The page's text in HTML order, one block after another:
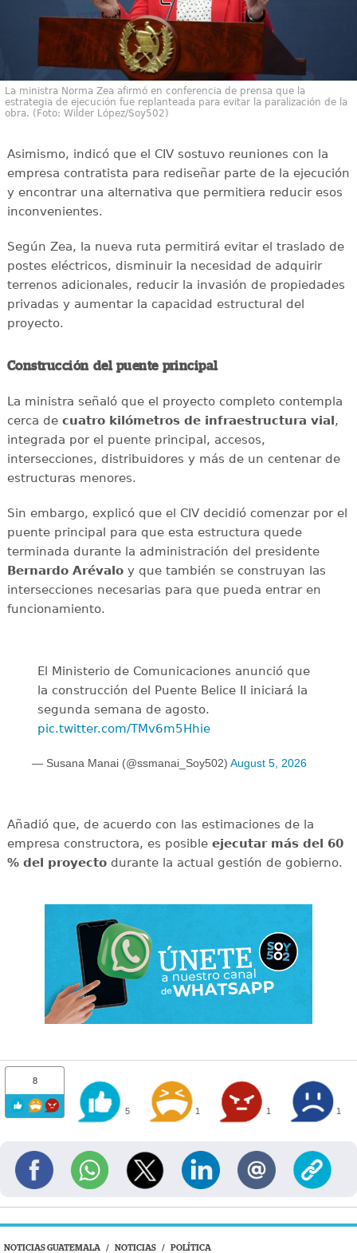
La ministra Norma Zea afirmó en conferencia de prensa que la
estrategia de ejecución fue replanteada para evitar la paralización de la
obra. (Foto: Wilder López/Soy502)
Asimismo, indicó que el CIV sostuvo reuniones con la
empresa contratista para rediseñar parte de la ejecución
y encontrar una alternativa que permitiera reducir esos
inconvenientes.
Según Zea, la nueva ruta permitirá evitar el traslado de
postes eléctricos, disminuir la necesidad de adquirir
terrenos adicionales, reducir la invasión de propiedades
privadas y aumentar la capacidad estructural del
proyecto.
Construcción del puente principal
La ministra señaló que el proyecto completo contempla
cerca de cuatro kilómetros de infraestructura vial,
integrada por el puente principal, accesos,
intersecciones, distribuidores y más de un centenar de
estructuras menores.
Sin embargo, explicó que el CIV decidió comenzar por el
puente principal para que esta estructura quede
terminada durante la administración del presidente
Bernardo Arévaloy que también se construyan las
intersecciones necesarias para que pueda entrar en
funcionamiento.
El Ministerio de Comunicaciones anunció que
la construcción del Puente Belice II iniciará la
segunda semana de agosto.
pic.twitter.com/TMv6m5Hhie
— Susana Manai (@ssmanai_Soy502) August 5, 2026
Añadió que, de acuerdo con las estimaciones de la
empresa constructora, es posible ejecutar más del 60
% del proyectodurante la actual gestión de gobierno.
8
5 1 1 1
NOTICIAS GUATEMALA / NOTICIAS / POLÍTICA